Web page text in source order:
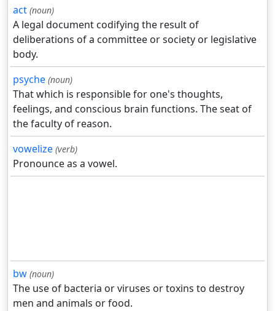
act (noun)
A legal document codifying the result of
deliberations of a committee or society or legislative
body.
psyche (noun)
That which is responsible for one's thoughts,
feelings, and conscious brain functions. The seat of
the faculty of reason.
vowelize (verb)
Pronounce as a vowel.
bw (noun)
The use of bacteria or viruses or toxins to destroy
men and animals or food.